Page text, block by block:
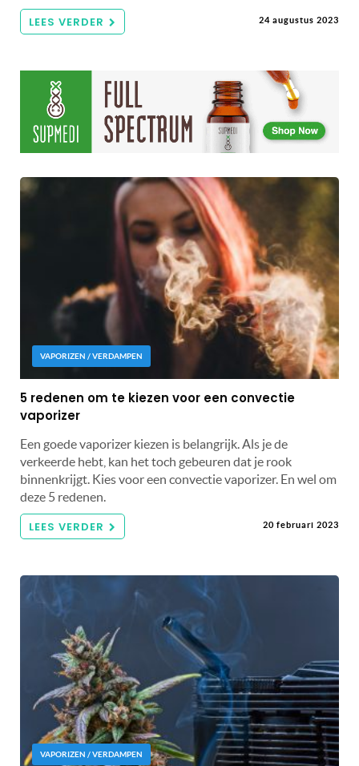
LEES VERDER 24 augustus 2023
VAPORIZEN / VERDAMPEN
5 redenen om te kiezen voor een convectie
vaporizer
Een goede vaporizer kiezen is belangrijk. Als je de
verkeerde hebt, kan het toch gebeuren dat je rook
binnenkrijgt. Kies voor een convectie vaporizer. En wel om
deze 5 redenen.
LEES VERDER 20 februari 2023
VAPORIZEN / VERDAMPEN